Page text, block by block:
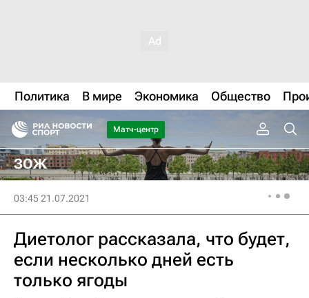
Политика В мире Экономика Общество
Матч-центр
ЗОЖ
03:45 21.07.2021
Диетолог рассказала, что будет,
если несколько дней есть
только ягоды